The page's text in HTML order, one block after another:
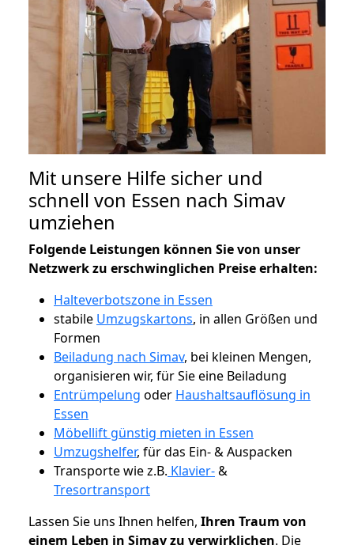
Mit unsere Hilfe sicher und
schnell von Essen nach Simav
umziehen
Folgende Leistungen können Sie von unser
Netzwerk zu erschwinglichen Preise erhalten:
Halteverbotszone in Essen
stabile Umzugskartons, in allen Größen und
Formen
Beiladung nach Simav, bei kleinen Mengen,
organisieren wir, für Sie eine Beiladung
Entrümpelung oder Haushaltsauflösung in
Essen
Möbellift günstig mieten in Essen
Umzugshelfer, für das Ein- & Auspacken
Transporte wie z.B. Klavier-&
Tresortransport
Lassen Sie uns Ihnen helfen, Ihren Traum von
einem Leben in Simav zu verwirklichen. Die